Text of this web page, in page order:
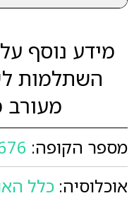
מידע נוסף
השתלמות
מספר הקופה:
אוכלוסיה: כלל